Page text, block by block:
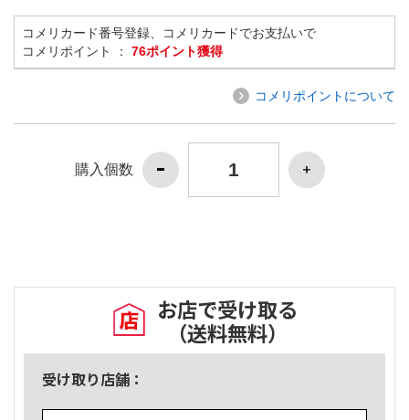
コメリカード番号登録、コメリカードでお支払いで
コメリポイント ： 76ポイント獲得
コメリポイントについて
購入個数
お店で受け取る
（送料無料）
受け取り店舗：